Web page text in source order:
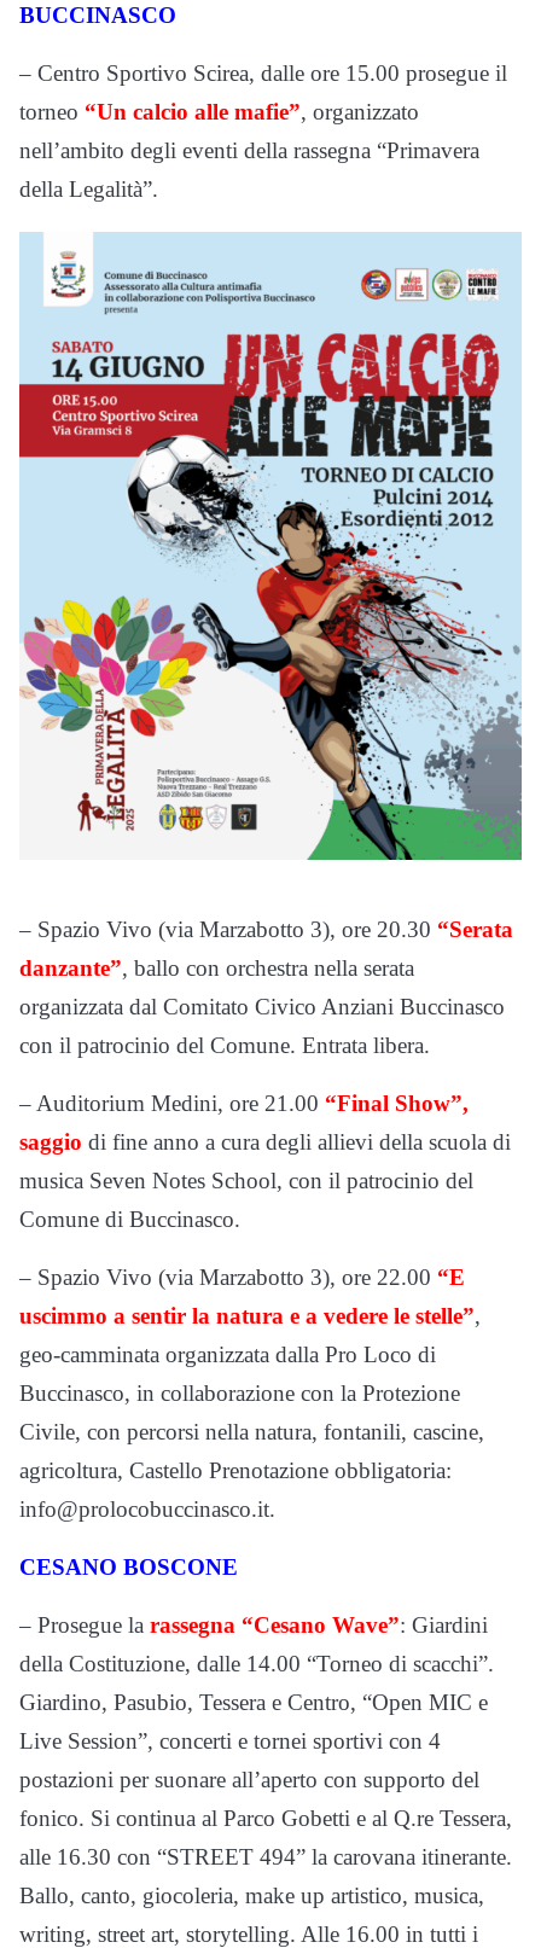
BUCCINASCO
– Centro Sportivo Scirea, dalle ore 15.00 prosegue il
torneo “Un calcio alle mafie”, organizzato
nell’ambito degli eventi della rassegna “Primavera
della Legalità”.
– Spazio Vivo (via Marzabotto 3), ore 20.30 “Serata
danzante”, ballo con orchestra nella serata
organizzata dal Comitato Civico Anziani Buccinasco
con il patrocinio del Comune. Entrata libera.
– Auditorium Medini, ore 21.00 “Final Show”,
saggio di fine anno a cura degli allievi della scuola di
musica Seven Notes School, con il patrocinio del
Comune di Buccinasco.
– Spazio Vivo (via Marzabotto 3), ore 22.00 “E
uscimmo a sentir la natura e a vedere le stelle”,
geo-camminata organizzata dalla Pro Loco di
Buccinasco, in collaborazione con la Protezione
Civile, con percorsi nella natura, fontanili, cascine,
agricoltura, Castello Prenotazione obbligatoria:
info@prolocobuccinasco.it.
CESANO BOSCONE
– Prosegue la rassegna “Cesano Wave”: Giardini
della Costituzione, dalle 14.00 “Torneo di scacchi”.
Giardino, Pasubio, Tessera e Centro, “Open MIC e
Live Session”, concerti e tornei sportivi con 4
postazioni per suonare all’aperto con supporto del
fonico. Si continua al Parco Gobetti e al Q.re Tessera,
alle 16.30 con “STREET 494” la carovana itinerante.
Ballo, canto, giocoleria, make up artistico, musica,
writing, street art, storytelling. Alle 16.00 in tutti i